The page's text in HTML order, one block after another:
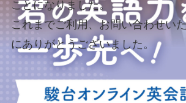
ことになりました。
これまでご利用、お問い合わせい
にありがとうございました。